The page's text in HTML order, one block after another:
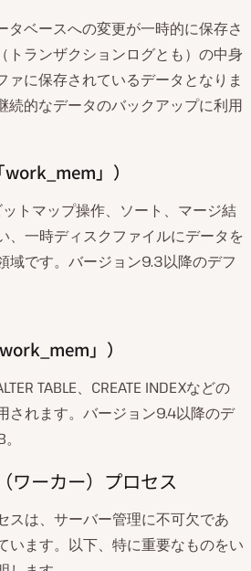
タベースへの変更が一時的に保存さ
トランザクションログとも）の中身
ァに保存されているデータとなりま
続的なデータのバックアップに利用
」）
トマップ操作、ソート、マージ結
、一時ディスクファイルにデータを
域です。バージョン9.3以降のデフ
」）
TABLE、CREATE INDEXなどの
されます。バージョン9.4以降のデ
ワーカー）プロセス
スは、サーバー管理に不可欠であ
います。以下、特に重要なものをい